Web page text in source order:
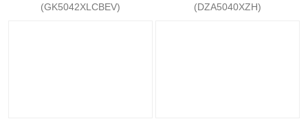
(GK5042XLCBEV)
(DZA5040XZH)